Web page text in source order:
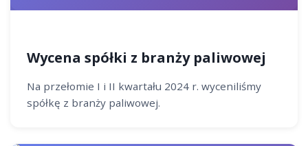
Wycena spółki z branży paliwowej
Na przełomie I i II kwartału 2024 r. wyceniliśmy
spółkę z branży paliwowej.